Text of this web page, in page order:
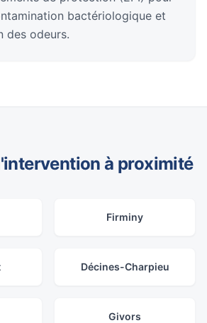
bactériologique et
des odeurs.
à proximité
Firminy
Décines-Charpieu
Givors